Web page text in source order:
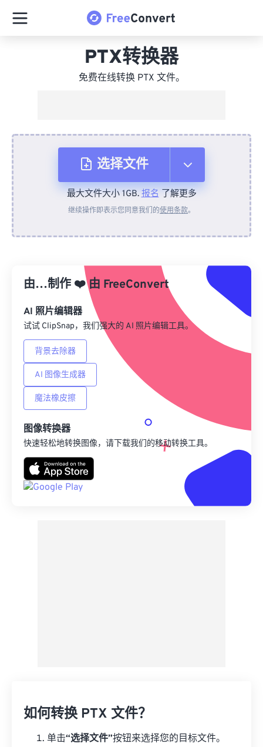
PTX转换器
免费在线转换 PTX 文件。
选择文件
从设备
来自 Google Drive
从 OneDrive
来自网址
最大文件大小 1GB.报名了解更多
继续操作即表示您同意我们的使用条款。
由…制作 ❤️由 FreeConvert
AI 照片编辑器
试试 ClipSnap，我们强大的 AI 照片编辑工具。
背景去除器
AI 图像生成器
魔法橡皮擦
图像转换器
快速轻松地转换图像，请下载我们的移动转换工具。
如何转换 PTX 文件？
单击“选择文件”按钮来选择您的目标文件。